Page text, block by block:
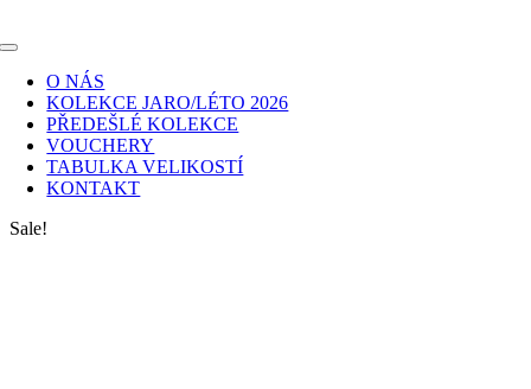
to
Toggle
Navigation
O NÁS
KOLEKCE JARO/LÉTO 2026
PŘEDEŠLÉ KOLEKCE
VOUCHERY
TABULKA VELIKOSTÍ
KONTAKT
Sale!